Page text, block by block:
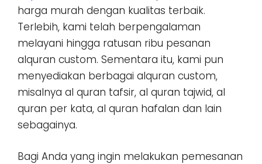
harga murah dengan kualitas terbaik.
Terlebih, kami telah berpengalaman
melayani hingga ratusan ribu pesanan
alquran custom. Sementara itu, kami pun
menyediakan berbagai alquran custom,
misalnya al quran tafsir, al quran tajwid, al
quran per kata, al quran hafalan dan lain
sebagainya.
Bagi Anda yang ingin melakukan pemesanan